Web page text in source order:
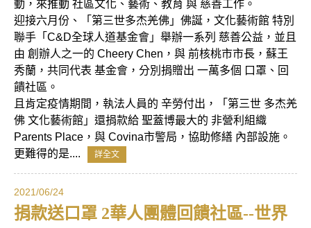
動，來推動 社區文化、藝術、教育 與 慈善工作。
迎接六月份、「第三世多杰羌佛」佛誕，文化藝術館 特別
聯手「C&D全球人道基金會」舉辦一系列 慈善公益，並且
由 創辦人之一的 Cheery Chen，與 前核桃市市長，蘇王
秀蘭，共同代表 基金會，分別捐贈出 一萬多個 口罩、回
饋社區。
且肯定疫情期間，執法人員的 辛勞付出，「第三世 多杰羌
佛 文化藝術館」還捐款給 聖蓋博最大的 非營利組織
Parents Place，與 Covina市警局，協助修繕 內部設施。
更難得的是....
詳全文
2021/06/24
捐款送口罩 2華人團體回饋社區--世界